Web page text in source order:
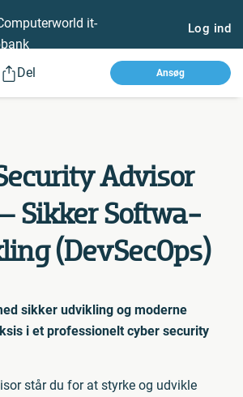
Log ind
Del Ansøg
Advisor
Sikker Softwa­
(DevSecOps)
sikker udvikling og moderne
i et professionelt cyber security
står du for at styrke og udvikle